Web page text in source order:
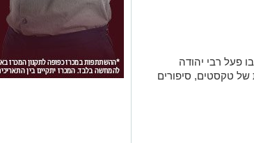
פעל רבי יהודה
של טקסטים, סיפורים